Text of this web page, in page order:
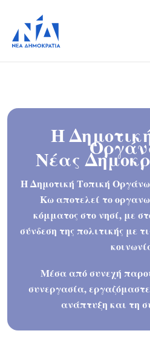
content
Η
Νέας
Η Δημοτική Τοπική
Κω αποτελεί το
κόμματος στο νησί, με
σύνδεση της πολιτικής με
Μέσα από συνεχή
συνεργασία,
ανάπτυξη και τη